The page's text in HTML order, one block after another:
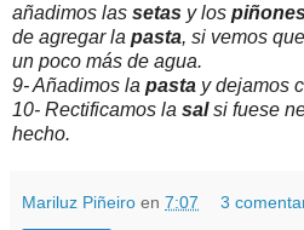
añadimos las setas y los
de agregar la pasta, si vemos
un poco más de agua.
9- Añadimos la pasta y dejamos
10- Rectificamos la salsi fuese
hecho.
Mariluz Piñeiro en 7:07 3